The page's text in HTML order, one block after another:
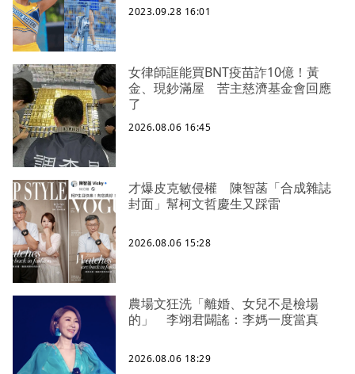
2023.09.28 16:01
女律師誆能買BNT疫苗詐10億！黃
金、現鈔滿屋 苦主慈濟基金會回應
了
2026.08.06 16:45
才爆皮克敏侵權 陳智菡「合成雜誌
封面」幫柯文哲慶生又踩雷
2026.08.06 15:28
農場文狂洗「離婚、女兒不是檢場
的」 李翊君闢謠：李媽一度當真
2026.08.06 18:29